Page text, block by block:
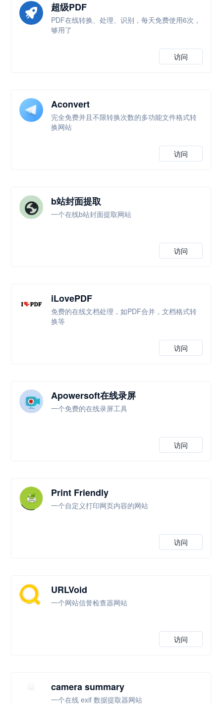
超级PDF
PDF在线转换、处理、识别，每天免费使用6次，
够用了
访问
Aconvert
完全免费并且不限转换次数的多功能文件格式转
换网站
访问
b站封面提取
一个在线b站封面提取网站
访问
iLovePDF
免费的在线文档处理，如PDF合并，文档格式转
换等
访问
Apowersoft在线录屏
一个免费的在线录屏工具
访问
Print Friendly
一个自定义打印网页内容的网站
访问
URLVoid
一个网站信誉检查器网站
访问
camera summary
一个在线 exif 数据提取器网站